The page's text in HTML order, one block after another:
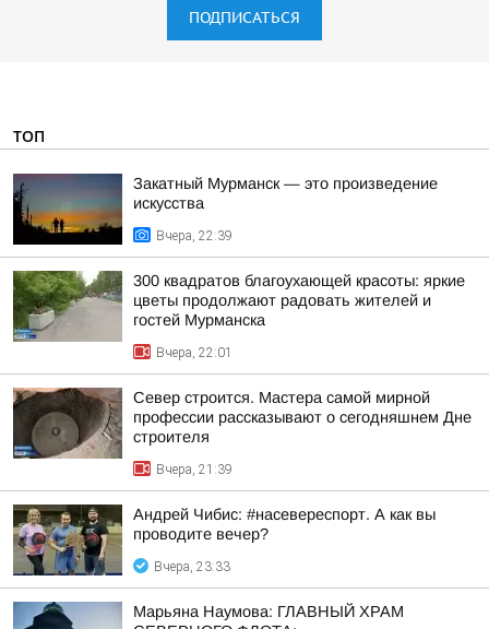
ПОДПИСАТЬСЯ
ТОП
Закатный Мурманск — это произведение
искусства
Вчера, 22:39
300 квадратов благоухающей красоты: яркие
цветы продолжают радовать жителей и
гостей Мурманска
Вчера, 22:01
Север строится. Мастера самой мирной
профессии рассказывают о сегодняшнем Дне
строителя
Вчера, 21:39
Андрей Чибис: #насевереспорт. А как вы
проводите вечер?
Вчера, 23:33
Марьяна Наумова: ГЛАВНЫЙ ХРАМ